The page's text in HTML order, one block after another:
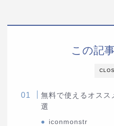
この記
無料で使えるオスス
選
iconmonstr